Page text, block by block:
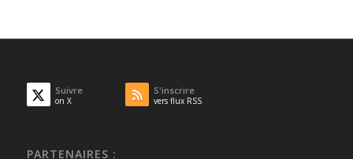
Suivre
on X
S'inscrire
vers flux RSS
PARTENAIRES :